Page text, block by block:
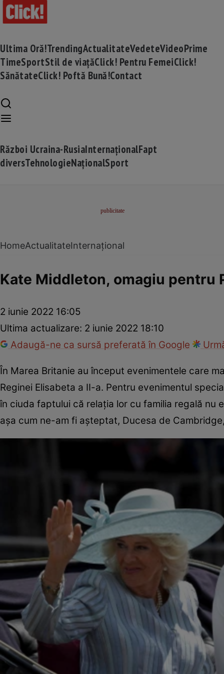
Ultima Oră!TrendingActualitateVedeteVideoPrime
TimeSportStil de viațăClick! Pentru FemeiClick!
SănătateClick! Poftă Bună!Contact
Război Ucraina-RusiaInternaționalFapt
diversTehnologieNaționalSport
HomeActualitateInternațional
Kate Middleton, omagiu pentru
2 iunie 2022 16:05
Ultima actualizare: 2 iunie 2022 18:10
Adaugă-ne ca sursă preferată în Google
În Marea Britanie au început evenimentele care
Reginei Elisabeta a II-a. Pentru evenimentul
în ciuda faptului că relația lor cu familia regală nu
așa cum ne-am fi așteptat, Ducesa de